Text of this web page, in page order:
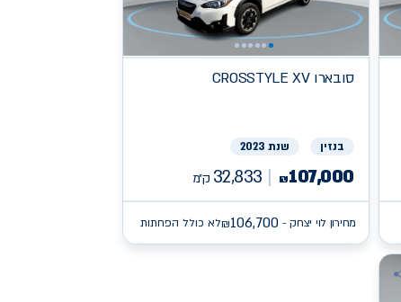
סובארוCROSSTYLE XV
בנזין שנת 2023
₪107,000
32,833 ק״מ
מחירון לוי יצחק - ₪106,700 לא כולל הפחתות